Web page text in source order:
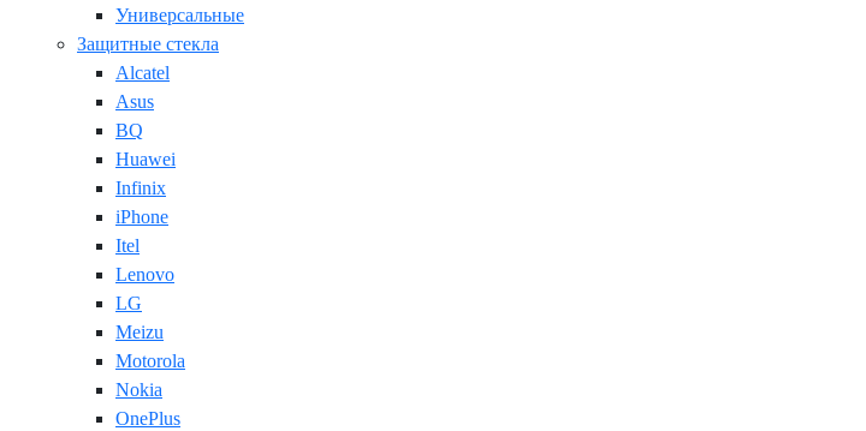
Универсальные
Защитные стекла
Alcatel
Asus
BQ
Huawei
Infinix
iPhone
Itel
Lenovo
LG
Meizu
Motorola
Nokia
OnePlus